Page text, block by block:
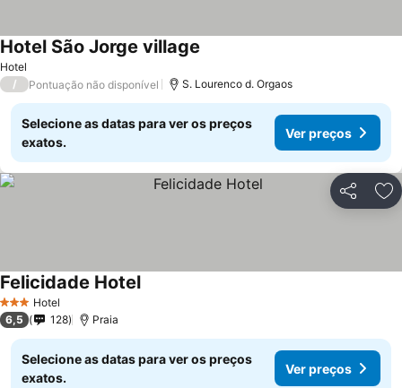
Hotel
Hotel São Jorge village
/ Pontuação não disponível S. Lourenco d. Orgaos
Selecione as datas para ver os preços
exatos.
Ver preços
Partilhar
3 EstrelasHotel
Felicidade Hotel
6,5 128 Praia
Selecione as datas para ver os preços
exatos.
Ver preços